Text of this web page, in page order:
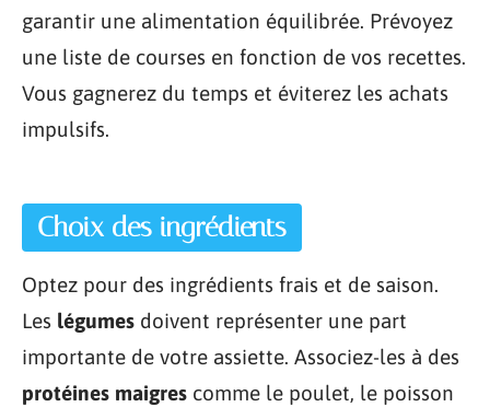
garantir une alimentation équilibrée. Prévoyez
une liste de courses en fonction de vos recettes.
Vous gagnerez du temps et éviterez les achats
impulsifs.
Choix des ingrédients
Optez pour des ingrédients frais et de saison.
Les légumes doivent représenter une part
importante de votre assiette. Associez-les à des
protéines maigres comme le poulet, le poisson